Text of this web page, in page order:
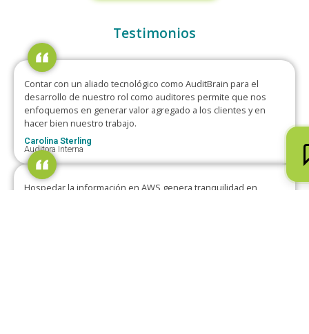
Testimonios
Contar con un aliado tecnológico como AuditBrain para el
desarrollo de nuestro rol como auditores permite que nos
enfoquemos en generar valor agregado a los clientes y en
hacer bien nuestro trabajo.
Carolina Sterling
Auditora Interna
Hospedar la información en AWS genera tranquilidad en